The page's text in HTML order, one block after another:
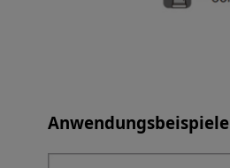
Anwendungsbeispiele